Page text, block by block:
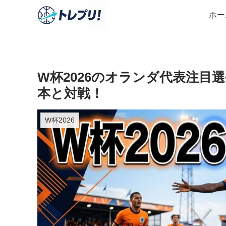
ホ
W杯2026のオランダ代表注目
本と対戦！
W杯2026